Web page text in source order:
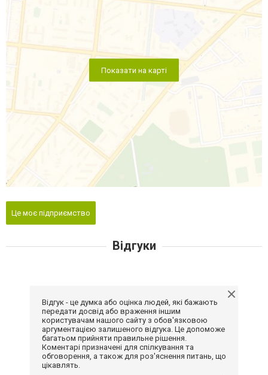
Показати на карті
Це моє підприємство
Відгуки
Відгук - це думка або оцінка людей, які бажають
передати досвід або враження іншим
користувачам нашого сайту з обов'язковою
аргументацією залишеного відгука. Це допоможе
багатьом прийняти правильне рішення.
Коментарі призначені для спілкування та
обговорення, а також для роз'яснення питань, що
цікавлять.